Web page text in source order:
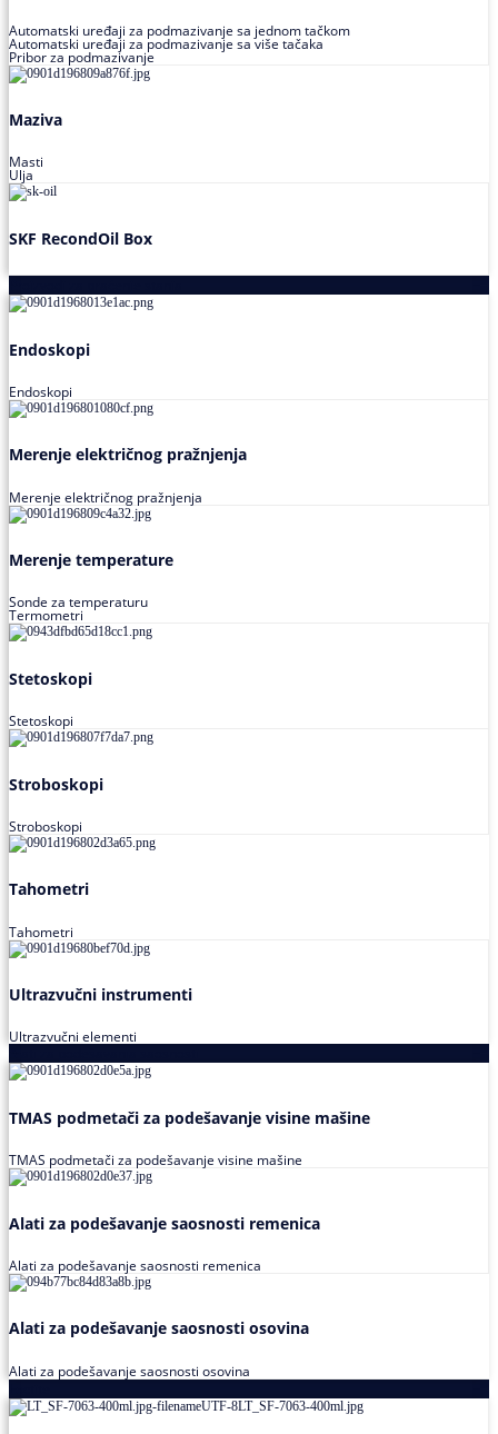
Automatski uređaji za podmazivanje sa jednom tačkom
Automatski uređaji za podmazivanje sa više tačaka
Pribor za podmazivanje
Maziva
Masti
Ulja
SKF RecondOil Box
Endoskopi
Endoskopi
Merenje električnog pražnjenja
Merenje električnog pražnjenja
Merenje temperature
Sonde za temperaturu
Termometri
Stetoskopi
Stetoskopi
Stroboskopi
Stroboskopi
Tahometri
Tahometri
Ultrazvučni instrumenti
Ultrazvučni elementi
TMAS podmetači za podešavanje visine mašine
TMAS podmetači za podešavanje visine mašine
Alati za podešavanje saosnosti remenica
Alati za podešavanje saosnosti remenica
Alati za podešavanje saosnosti osovina
Alati za podešavanje saosnosti osovina